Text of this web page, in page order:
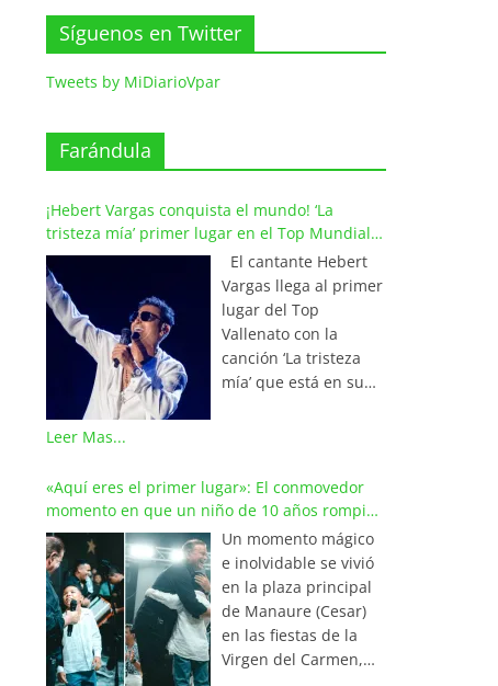
Síguenos en Twitter
Tweets by MiDiarioVpar
Farándula
¡Hebert Vargas conquista el mundo! ‘La
tristeza mía’ primer lugar en el Top Mundial
del Vallenato
El cantante Hebert
Vargas llega al primer
lugar del Top
Vallenato con la
canción ‘La tristeza
mía’ que está en su
de los listados
musicales en
Colombia y países de
América y Europa.
Esta emotiva
composición del
maestro Wilfran
Castillo se posicionó
en el primer lugar de
Leer Mas...
«Aquí eres el primer lugar»: El conmovedor
momento en que un niño de 10 años rompió
en llanto al cantar con Iván Villazón
Un momento mágico
e inolvidable se vivió
en la plaza principal
de Manaure (Cesar)
en las fiestas de la
Virgen del Carmen,